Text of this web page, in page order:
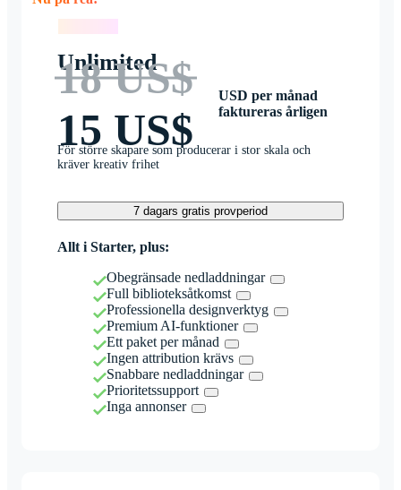
Unlimited
18 US$
15 US$
USD per månad
faktureras årligen
För större skapare som producerar i stor skala och
kräver kreativ frihet
7 dagars gratis provperiod
Allt i Starter, plus:
Obegränsade nedladdningar
Full biblioteksåtkomst
Professionella designverktyg
Premium AI-funktioner
Ett paket per månad
Ingen attribution krävs
Snabbare nedladdningar
Prioritetssupport
Inga annonser